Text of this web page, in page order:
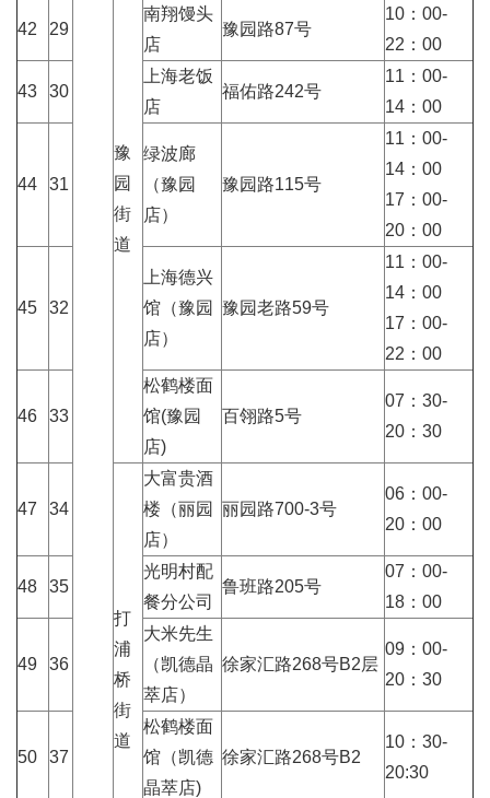
豫
园
街
道
42 29
南翔馒头
店
豫园路87号
10：00-
22：00
43 30
上海老饭
店
福佑路242号
11：00-
14：00
44 31
绿波廊
（豫园
店）
豫园路115号
11：00-
14：00
17：00-
20：00
45 32
上海德兴
馆（豫园
店）
豫园老路59号
11：00-
14：00
17：00-
22：00
46 33
松鹤楼面
馆(豫园
店)
百翎路5号
07：30-
20：30
47 34
打
浦
桥
街
道
大富贵酒
楼（丽园
店）
丽园路700-3号
06：00-
20：00
48 35
光明村配
餐分公司
鲁班路205号
07：00-
18：00
49 36
大米先生
（凯德晶
萃店）
徐家汇路268号B2层
09：00-
20：30
50 37
松鹤楼面
馆（凯德
晶萃店)
徐家汇路268号B2
10：30-
20:30